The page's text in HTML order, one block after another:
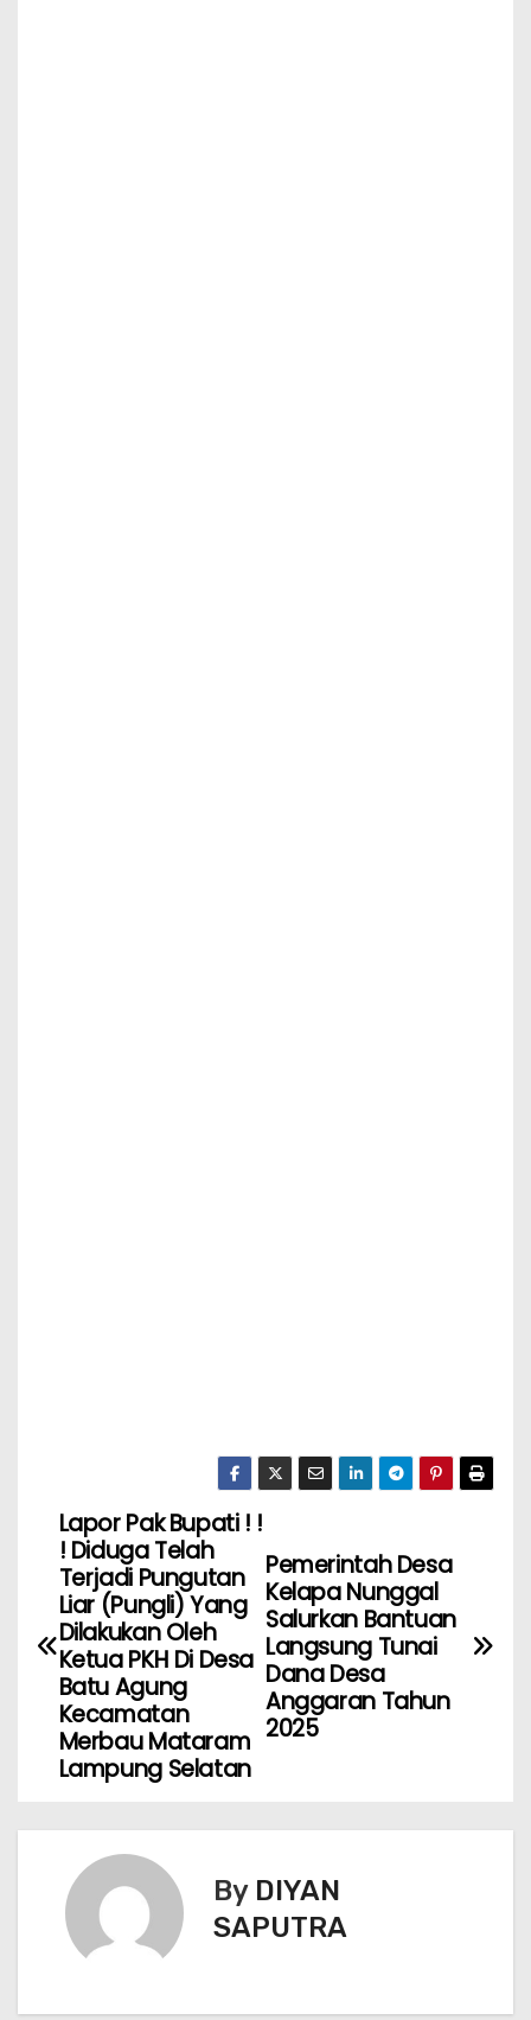
Pemerintah Desa
Kelapa Nunggal
Salurkan Bantuan
Langsung Tunai
Dana Desa
Anggaran Tahun
2025
Lapor Pak Bupati ! !
! Diduga Telah
Terjadi Pungutan
Liar (Pungli) Yang
Dilakukan Oleh
Ketua PKH Di Desa
Batu Agung
Kecamatan
Merbau Mataram
Lampung Selatan
By DIYAN
SAPUTRA